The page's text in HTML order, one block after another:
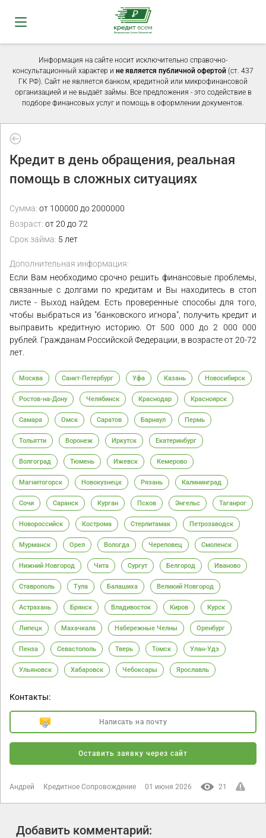
Информация на сайте носит исключительно справочно-
консультационный характер и не является публичной офертой (ст. 437
ГК РФ). Сайт не является банком, кредитной или микрофинансовой
организацией и не выдаёт займы. Все предложения - это содействие в
подборе финансовых услуг и помощь в оформлении документов.
Кредит в день обращения, реальная
помощь в сложных ситуациях
Сумма: от 100000 до 2000000
Возраст: от 20 до 72
Срок займа: 5 лет
Дополнительная информация:
Если Вам необходимо срочно решить финансовые проблемы,
связанные с долгами по кредитам и Вы находитесь в стоп
листе - Выход найдем. Есть проверенные способы для того,
чтобы выбраться из "банковского игнора", получить кредит и
выправить кредитную историю. От 500 000 до 2 000 000
рублей. Гражданам Российской Федерации, в возрасте от 20-72
лет.
Москва Санкт-Петербург Уфа Казань Новосибирск
Ростов-на-Дону Челябинск Краснодар Красноярск
Самара Омск Саратов Барнаул Пермь
Тольятти Воронеж Иркутск Екатеринбург
Волгоград Тюмень Ижевск Кемерово
Магнитогорск Новокузнецк Рязань Калининград
Сочи Саранск Курган Псков Энгельс Таганрог
Новороссийск Кострома Стерлитамак Петрозаводск
Мурманск Орел Вологда Череповец Смоленск
Нижний Новгород Чита Сургут Белгород Иваново
Ставрополь Тула Балашиха Великий Новгород
Астрахань Брянск Владивосток Киров Курск
Липецк Махачкала Набережные Челны Оренбург
Пенза Севастополь Тверь Томск Улан-Удэ
Ульяновск Хабаровск Чебоксары Ярославль
Контакты:
Написать на почту
Оставить заявку через сайт
Андрей Кредитное Сопровождение 01 июня 2026 21
Добавить комментарий: